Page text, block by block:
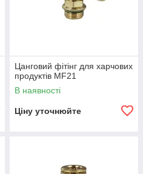
Цанговий фітінг для харчових
продуктів MF21
В наявності
Ціну уточнюйте